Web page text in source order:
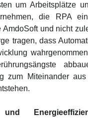
um Arbeitsplätze
die RPA
AmdoSoft und nicht
tragen, dass
zum Miteinander
und